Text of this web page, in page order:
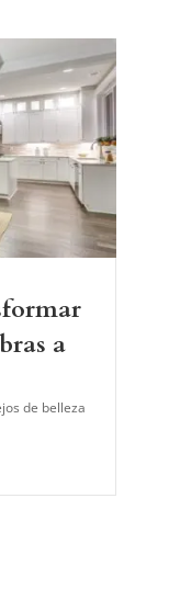
a
de belleza